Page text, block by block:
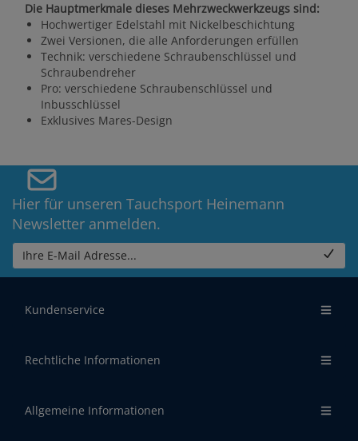
Die Hauptmerkmale dieses Mehrzweckwerkzeugs sind:
Hochwertiger Edelstahl mit Nickelbeschichtung
Zwei Versionen, die alle Anforderungen erfüllen
Technik: verschiedene Schraubenschlüssel und
Schraubendreher
Pro: verschiedene Schraubenschlüssel und
Inbusschlüssel
Exklusives Mares-Design
Hier für unseren Tauchsport Heinemann
Newsletter anmelden.
Ihre E-Mail Adresse...
Kundenservice
Rechtliche Informationen
Allgemeine Informationen